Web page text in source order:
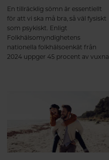
En tillräcklig sömn är essentiellt
för att vi ska må bra, så väl fysiskt
som psykiskt. Enligt
Folkhälsomyndighetens
nationella folkhälsoenkät från
2024 uppger 45 procent av vuxna